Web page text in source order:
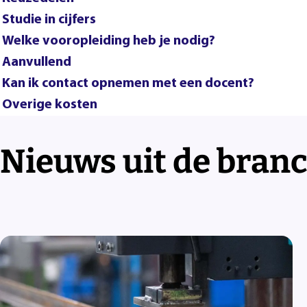
Studie in cijfers
Welke vooropleiding heb je nodig?
Aanvullend
Kan ik contact opnemen met een docent?
Overige kosten
Nieuws uit de